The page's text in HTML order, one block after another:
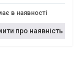
в наявності
про наявність